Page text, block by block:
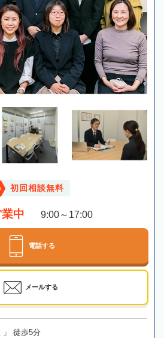
初回相談無料
中 9:00～17:00
電話する
メールする
」 徒歩5分